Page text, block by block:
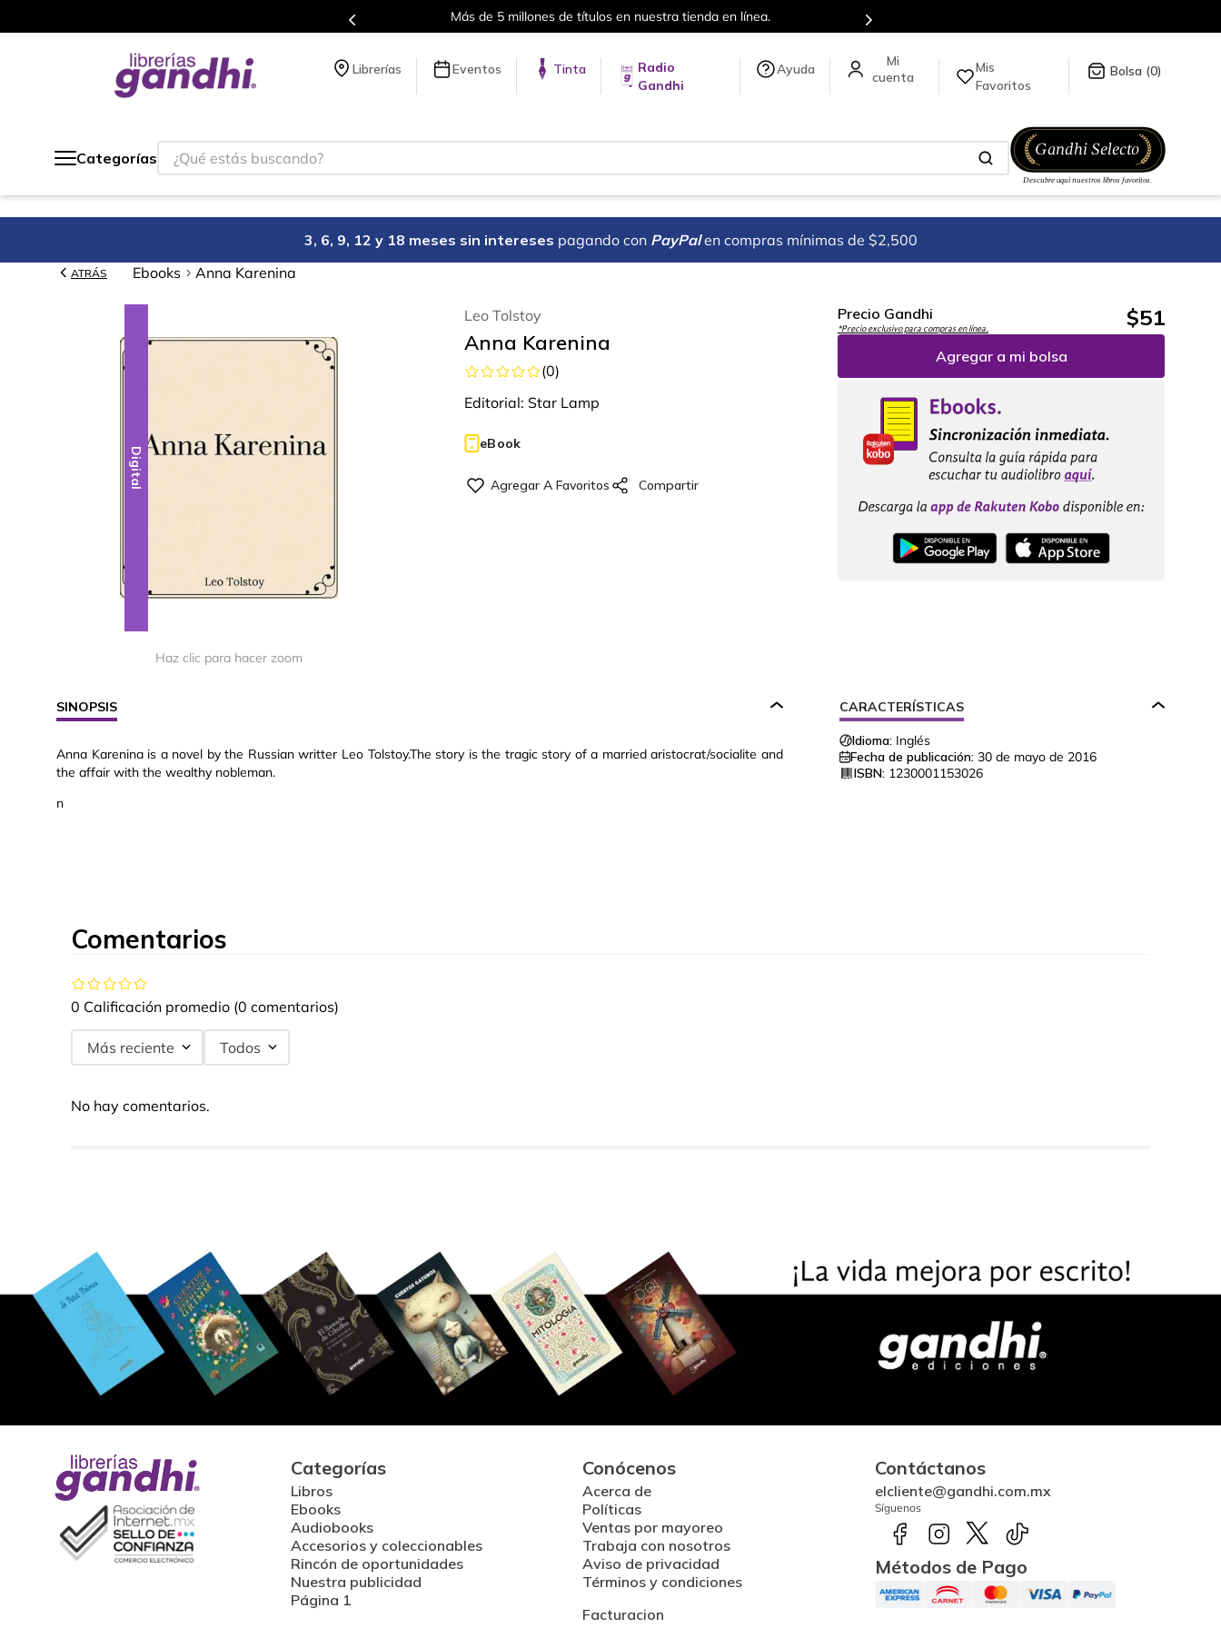
Más de 5 millones de títulos en nuestra tienda en línea.
Librerías Eventos Tinta
Radio
Gandhi
Ayuda
Mis
Favoritos
0
Categorías
¿Qué estás buscando?
3, 6, 9, 12 y 18 meses sin intereses pagando con PayPal en compras mínimas de $2,500
ATRÁS Ebooks Anna Karenina
Digital
Haz clic para hacer zoom
Leo Tolstoy
Anna Karenina
(0)
Editorial: Star Lamp
eBook
Precio Gandhi
*Precio exclusivo para compras en línea. $51
Agregar a mi bolsa
SINOPSIS
Anna Karenina is a novel by the Russian writter Leo Tolstoy.The story is the tragic story of a married aristocrat/socialite and
the affair with the wealthy nobleman.
n
CARACTERÍSTICAS
Idioma: Inglés
Fecha de publicación: 30 de mayo de 2016
ISBN: 1230001153026
Comentarios
0 Calificación promedio (0 comentarios)
Más reciente Todos
No hay comentarios.
Categorías
Libros
Ebooks
Audiobooks
Accesorios y coleccionables
Rincón de oportunidades
Nuestra publicidad
Página 1
Conócenos
Acerca de
Políticas
Ventas por mayoreo
Trabaja con nosotros
Aviso de privacidad
Términos y condiciones
Facturacion
Contáctanos
elcliente@gandhi.com.mx
Síguenos
Métodos de Pago